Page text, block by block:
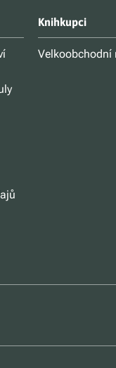
Knihkupci
Velkoobchodní